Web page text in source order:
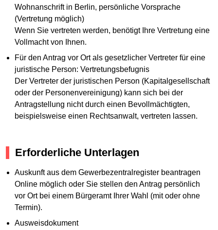
Wohnanschrift in Berlin, persönliche Vorsprache
(Vertretung möglich)
Wenn Sie vertreten werden, benötigt Ihre Vertretung eine
Vollmacht von Ihnen.
Für den Antrag vor Ort als gesetzlicher Vertreter für eine
juristische Person: Vertretungsbefugnis
Der Vertreter der juristischen Person (Kapitalgesellschaft
oder der Personenvereinigung) kann sich bei der
Antragstellung nicht durch einen Bevollmächtigten,
beispielsweise einen Rechtsanwalt, vertreten lassen.
Erforderliche Unterlagen
Auskunft aus dem Gewerbezentralregister beantragen
Online möglich oder Sie stellen den Antrag persönlich
vor Ort bei einem Bürgeramt Ihrer Wahl (mit oder ohne
Termin).
Ausweisdokument